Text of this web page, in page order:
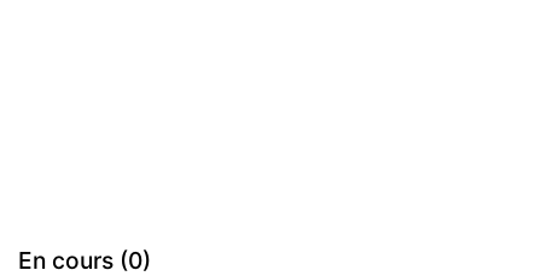
En cours (0)